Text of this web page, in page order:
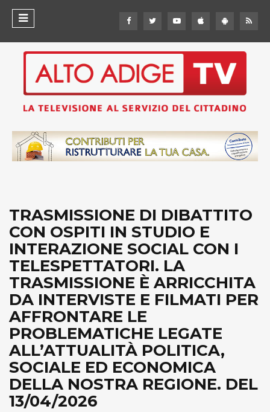
TRASMISSIONE DI DIBATTITO
CON OSPITI IN STUDIO E
INTERAZIONE SOCIAL CON I
TELESPETTATORI. LA
TRASMISSIONE È ARRICCHITA
DA INTERVISTE E FILMATI PER
AFFRONTARE LE
PROBLEMATICHE LEGATE
ALL’ATTUALITÀ POLITICA,
SOCIALE ED ECONOMICA
DELLA NOSTRA REGIONE. DEL
13/04/2026